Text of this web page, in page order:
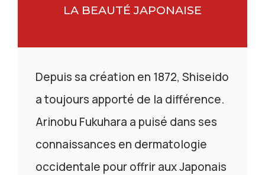
LA BEAUTÉ JAPONAISE
Depuis sa création en 1872, Shiseido
a toujours apporté de la différence.
Arinobu Fukuhara a puisé dans ses
connaissances en dermatologie
occidentale pour offrir aux Japonais